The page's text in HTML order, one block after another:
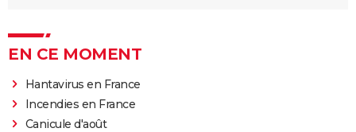
EN CE MOMENT
Hantavirus en France
Incendies en France
Canicule d'août